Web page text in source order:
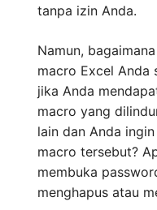
tanpa izin Anda.
Namun,
macro Excel Anda
jika Anda
macro yang
lain dan Anda
macro tersebut?
membuka
menghapus atau